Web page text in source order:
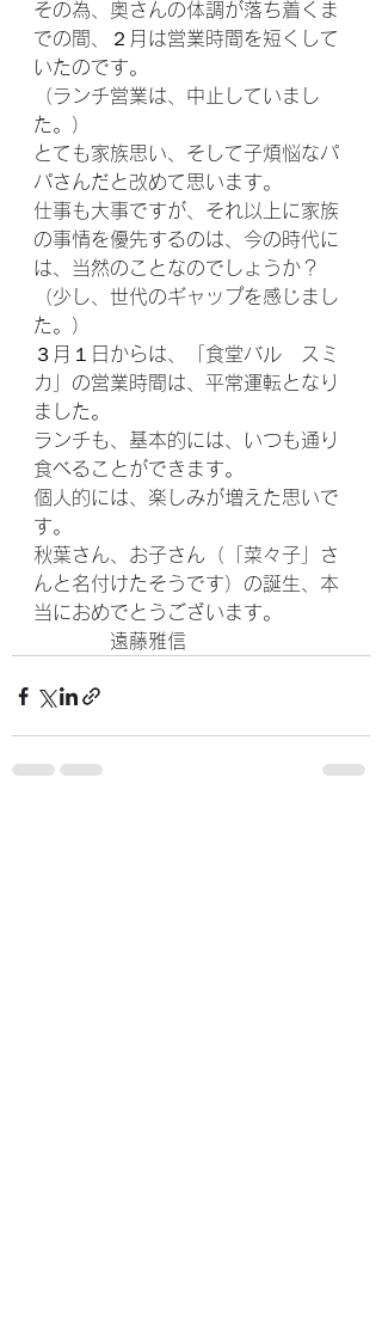
その為、奥さんの体調が落ち着くま
での間、２月は営業時間を短くして
いたのです。
（ランチ営業は、中止していまし
た。）
とても家族思い、そして子煩悩なパ
パさんだと改めて思います。
仕事も大事ですが、それ以上に家族
の事情を優先するのは、今の時代に
は、当然のことなのでしょうか？
（少し、世代のギャップを感じまし
た。）
３月１日からは、「食堂バル　スミ
カ」の営業時間は、平常運転となり
ました。
ランチも、基本的には、いつも通り
食べることができます。
個人的には、楽しみが増えた思いで
す。
秋葉さん、お子さん（「菜々子」さ
んと名付けたそうです）の誕生、本
当におめでとうございます。
遠藤雅信